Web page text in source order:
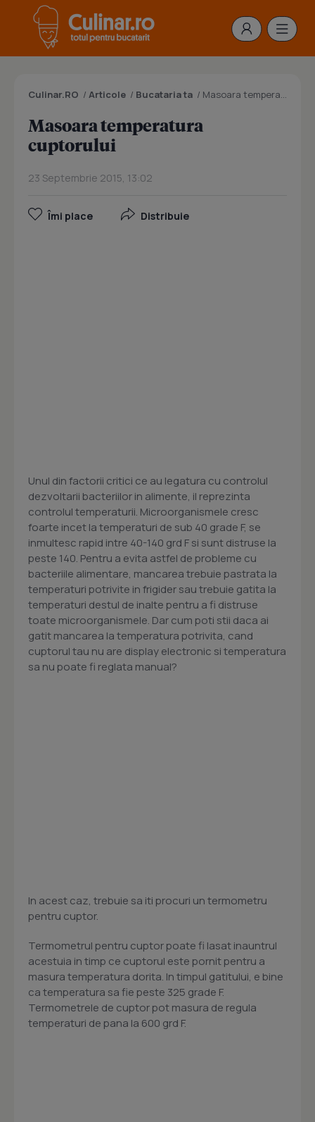
Culinar.RO / Articole / Bucataria ta / Masoara temperatura cuptorului
Masoara temperatura
cuptorului
23 Septembrie 2015, 13:02
Îmi place Distribuie
Unul din factorii critici ce au legatura cu controlul
dezvoltarii bacteriilor in alimente, il reprezinta
controlul temperaturii. Microorganismele cresc
foarte incet la temperaturi de sub 40 grade F, se
inmultesc rapid intre 40-140 grd F si sunt distruse la
peste 140. Pentru a evita astfel de probleme cu
bacteriile alimentare, mancarea trebuie pastrata la
temperaturi potrivite in frigider sau trebuie gatita la
temperaturi destul de inalte pentru a fi distruse
toate microorganismele. Dar cum poti stii daca ai
gatit mancarea la temperatura potrivita, cand
cuptorul tau nu are display electronic si temperatura
sa nu poate fi reglata manual?
In acest caz, trebuie sa iti procuri un termometru
pentru cuptor.
Termometrul pentru cuptor poate fi lasat inauntrul
acestuia in timp ce cuptorul este pornit pentru a
masura temperatura dorita. In timpul gatitului, e bine
ca temperatura sa fie peste 325 grade F.
Termometrele de cuptor pot masura de regula
temperaturi de pana la 600 grd F.